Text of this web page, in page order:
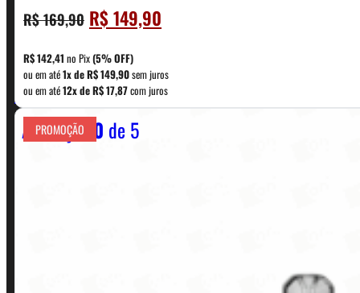
R$169,90 O
preço
original
era:
R$ 169,90.
R$149,90
preço
é:
R$ 149,90.
R$142,41 no Pix(5% OFF)
ou em até1x deR$149,90sem juros
ou em até12x deR$17,87com juros
Avaliação 0 de 5
PROMOÇÃO
CONTATO
WhatsApp: (11) 5229-0120